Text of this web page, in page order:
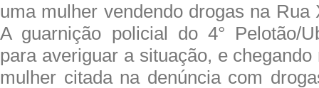
uma mulher vendendo drogas na Rua
A guarnição policial do 4° Pelotão/
para averiguar a situação, e
mulher citada na denúncia com